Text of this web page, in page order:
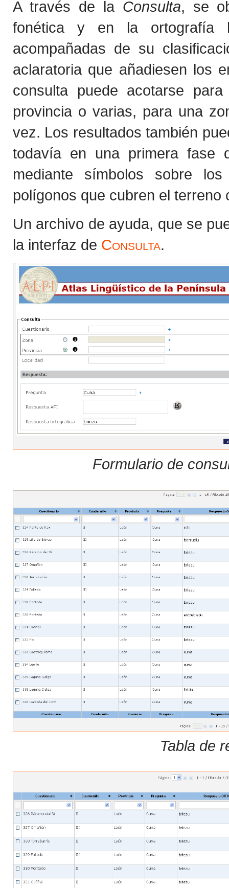
A través de la Consulta, se
fonética y en la ortografía
acompañadas de su
aclaratoria que añadiesen los
consulta puede acotarse
provincia o varias, para una
vez. Los resultados también
todavía en una primera fase
mediante símbolos sobre
polígonos que cubren el terreno
Un archivo de ayuda, que se
la interfaz de Consulta.
Formulario de
Tabla de